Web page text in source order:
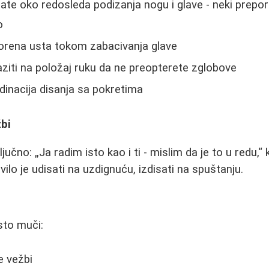
oko redosleda podizanja nogu i glave - neki
usta tokom zabacivanja glave
na položaj ruku da ne preopterete zglobove
disanja sa pokretima
Ja radim isto kao i ti - mislim da je to u redu,
je udisati na uzdignuću, izdisati na spuštanju.
muči:
vežbi